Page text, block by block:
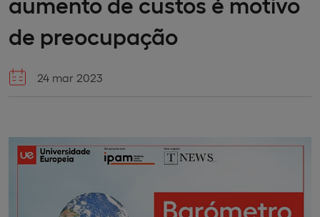
de preocupação
24 mar 2023